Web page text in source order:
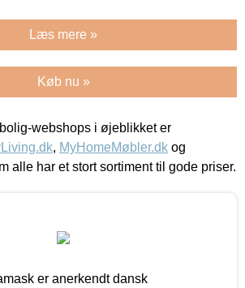
Læs mere »
Køb nu »
webshops i øjeblikket er
, MyHomeMøbler.dk og
alle har et stort sortiment til gode priser.
er anerkendt dansk